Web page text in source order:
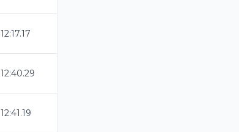
12:17.17
12:40.29
12:41.19